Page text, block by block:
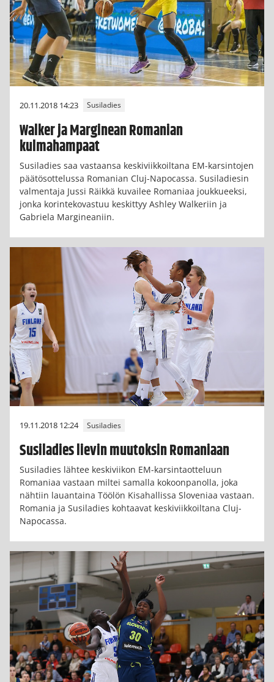
20.11.2018 14:23 Susiladies
Walker ja Marginean Romanian
kulmahampaat
Susiladies saa vastaansa keskiviikkoiltana EM-karsintojen
päätösottelussa Romanian Cluj-Napocassa. Susiladiesin
valmentaja Jussi Räikkä kuvailee Romaniaa joukkueeksi,
jonka korintekovastuu keskittyy Ashley Walkeriin ja
Gabriela Margineaniin.
19.11.2018 12:24 Susiladies
Susiladies lievin muutoksin Romaniaan
Susiladies lähtee keskiviikon EM-karsintaotteluun
Romaniaa vastaan miltei samalla kokoonpanolla, joka
nähtiin lauantaina Töölön Kisahallissa Sloveniaa vastaan.
Romania ja Susiladies kohtaavat keskiviikkoiltana Cluj-
Napocassa.